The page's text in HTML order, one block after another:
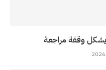
يشكل وقفة مراجعة